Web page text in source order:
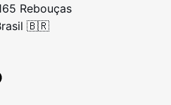
Rebouças
🇧🇷